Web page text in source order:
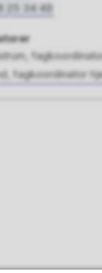
25 34 49
fagkoordinator